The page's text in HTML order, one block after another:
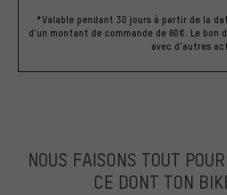
*Valable pendant 30 jours à partir de la
d'un montant de commande de 60€. Le
avec d'autres
NOUS FAISONS TOUT
CE DONT TON